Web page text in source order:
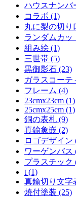
ハウスナンバ
コラボ (1)
丸に梨の切り
ランダムカッ
組み絵 (1)
三世帯 (5)
黒御影石 (23)
ガラスコーテ
フレーム (4)
23cmx23cm (1)
25cmx25cm (1)
銅の表札 (9)
真鍮象嵌 (2)
ロゴデザイン
ワーゲンバス
プラスチック
t (1)
真鍮切り文字
焼付塗装 (25)